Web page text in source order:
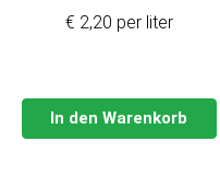
In den Warenkorb
€ 2,20 per liter